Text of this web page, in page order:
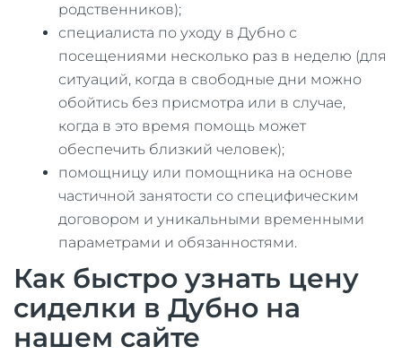
родственников);
специалиста по уходу в Дубно с
посещениями несколько раз в неделю (для
ситуаций, когда в свободные дни можно
обойтись без присмотра или в случае,
когда в это время помощь может
обеспечить близкий человек);
помощницу или помощника на основе
частичной занятости со специфическим
договором и уникальными временными
параметрами и обязанностями.
Как быстро узнать цену
сиделки в Дубно на
нашем сайте